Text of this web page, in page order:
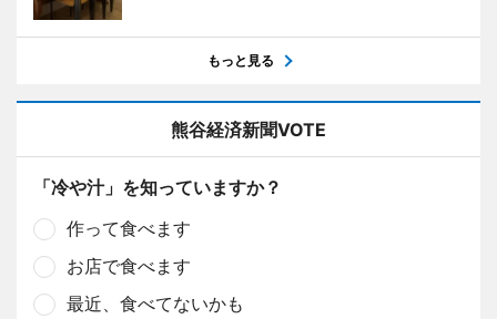
もっと見る
熊谷経済新聞VOTE
「冷や汁」を知っていますか？
作って食べます
お店で食べます
最近、食べてないかも